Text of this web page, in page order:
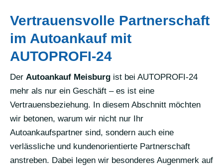
Vertrauensvolle Partnerschaft
im Autoankauf mit
AUTOPROFI-24
Der Autoankauf Meisburg ist bei AUTOPROFI-24
mehr als nur ein Geschäft – es ist eine
Vertrauensbeziehung. In diesem Abschnitt möchten
wir betonen, warum wir nicht nur Ihr
Autoankaufspartner sind, sondern auch eine
verlässliche und kundenorientierte Partnerschaft
anstreben. Dabei legen wir besonderes Augenmerk auf